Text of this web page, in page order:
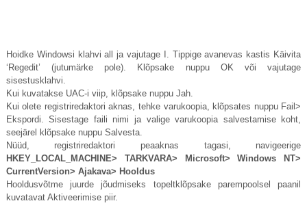
Hoidke Windowsi klahvi all ja vajutage I. Tippige avanevas kastis Käivita
‘Regedit’ (jutumärke pole). Klõpsake nuppu OK või vajutage
sisestusklahvi.
Kui kuvatakse UAC-i viip, klõpsake nuppu Jah.
Kui olete registriredaktori aknas, tehke varukoopia, klõpsates nuppu Fail>
Ekspordi. Sisestage faili nimi ja valige varukoopia salvestamise koht,
seejärel klõpsake nuppu Salvesta.
Nüüd, registriredaktori peaaknas tagasi, navigeerige
HKEY_LOCAL_MACHINE> TARKVARA> Microsoft> Windows NT>
CurrentVersion> Ajakava> Hooldus
Hooldusvõtme juurde jõudmiseks topeltklõpsake parempoolsel paanil
kuvatavat Aktiveerimise piir.